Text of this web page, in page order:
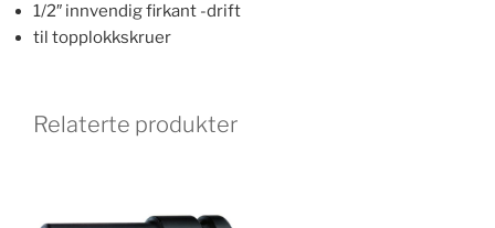
1/2″ innvendig firkant -drift
til topplokkskruer
Relaterte produkter